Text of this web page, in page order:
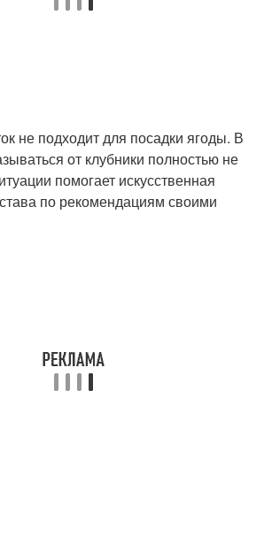
Клубники на
не подходит для посадки ягоды. В
от клубники полностью не
помогает искусственная
по рекомендациям своими